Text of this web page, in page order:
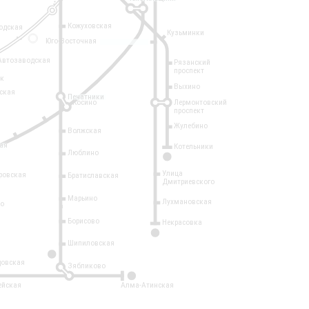
2
14
Кузьминки
Рязанский
проспект
Выхино
Лермонтовский
проспект
Жулебино
Котельники
Кожуховская
Печатники
Волжская
Люблино
Братиславская
Марьино
Борисово
Шипиловская
Зябликово
Алма-Атинская
Улица
Дмитриевского
Лухмановская
Некрасовка
Косино
Юго-Восточная